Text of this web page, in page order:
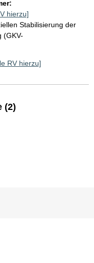
hierzu]
Stabilisierung der
(GKV-
RV hierzu]
(2)